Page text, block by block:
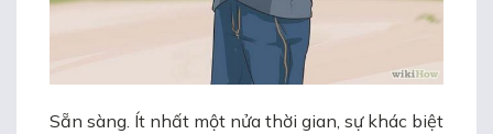
Sẵn sàng. Ít nhất một nửa thời gian, sự khác biệt